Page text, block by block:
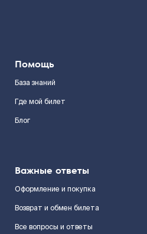
Помощь
База знаний
Где мой билет
Блог
Важные ответы
Оформление и покупка
Возврат и обмен билета
Все вопросы и ответы